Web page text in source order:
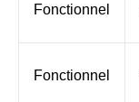
Fonctionnel
Fonctionnel